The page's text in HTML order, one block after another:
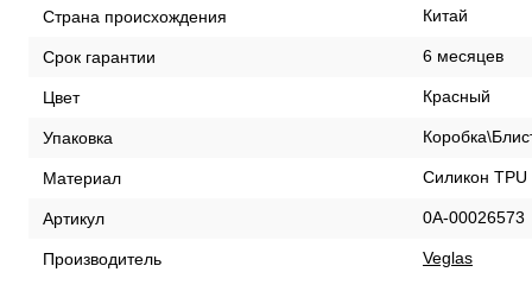
Страна происхождения Китай
Срок гарантии 6 месяцев
Цвет Красный
Упаковка
Материал Силикон TPU
Артикул 0А-00026573
Производитель Veglas